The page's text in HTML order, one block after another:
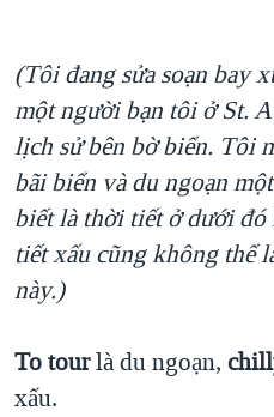
(Tôi đang sửa soạn bay
một người bạn tôi ở St.
lịch sử bên bờ biển. Tôi
bãi biển và du ngoạn
biết là thời tiết ở dưới
tiết xấu cũng không thể
này.)
To tourlà du ngoạn,
xấu.